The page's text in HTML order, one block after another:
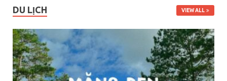
DU LỊCH VIEW ALL